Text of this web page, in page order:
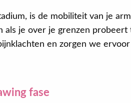
is de mobiliteit van je
je over je grenzen probeert
en zorgen we
fase